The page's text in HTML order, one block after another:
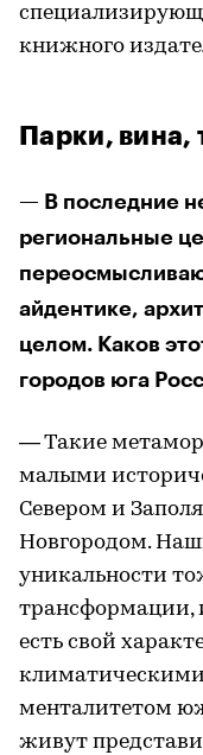
книжного
Парки, вина,
— В последние
региональные
айдентике,
целом. Каков
городов юга
— Такие
малыми
Севером и
Новгородом.
уникальности
трансформации,
есть свой
менталитетом
живут